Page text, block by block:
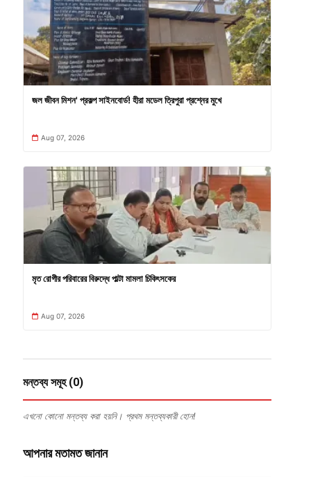
জল জীবন মিশন' প্রকল্প সাইনবোর্ড! হীরা মডেল ত্রিপুরা প্রশ্নের মুখে
Aug 07, 2026
মৃত রোগীর পরিবারের বিরুদ্ধে পাল্টা মামলা চিকিৎসকের
Aug 07, 2026
মন্তব্য সমূহ (0)
এখনো কোনো মন্তব্য করা হয়নি। প্রথম মন্তব্যকারী হোন!
আপনার মতামত জানান